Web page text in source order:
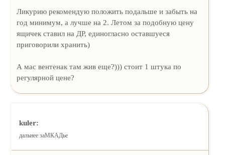
Ликурию рекомендую положить подальше и забыть на
год минимум, а лучше на 2. Летом за подобную цену
ящичек ставил на ДР, единогласно оставшуеся
приговорили хранить)
А мас вентенак там жив еще?))) стоит 1 штука по
регулярной цене?
kuler:
дальнее заМКАДье